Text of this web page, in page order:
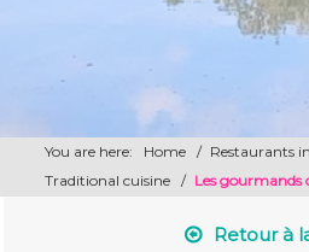
You are here: Home / Restaurants
Traditional cuisine
/ Les gourmands
Retour à